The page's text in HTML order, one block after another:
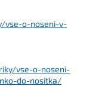
vse-o-noseni-v-
vse-o-noseni-
do-nositka/